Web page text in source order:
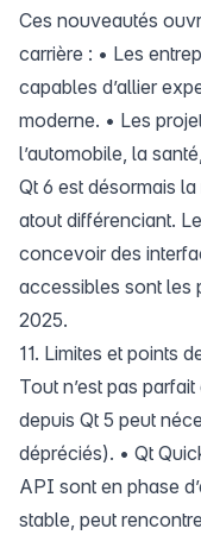
Ces nouveautés
carrière : • Les
capables d’allier
moderne. • Les
l’automobile, la
Qt 6 est désormais
atout différenciant.
concevoir des
accessibles sont les
2025.
11. Limites et points
Tout n’est pas
depuis Qt 5 peut
dépréciés). • Qt
API sont en phase
stable, peut